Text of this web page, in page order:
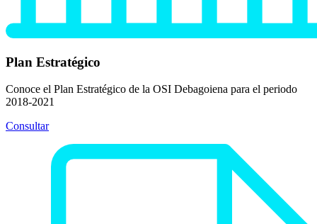
Plan Estratégico
Conoce el Plan Estratégico de la OSI Debagoiena para el periodo
2018-2021
Consultar